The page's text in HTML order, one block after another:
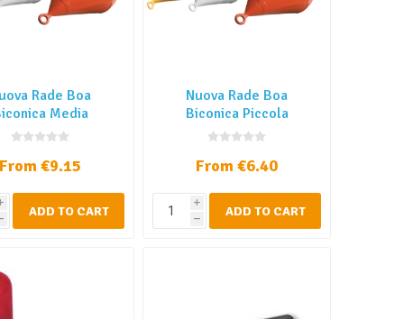
Rade Boa
Media
From €9.15
ADD TO CART
Nuova Rade Boa
Biconica Piccola
From €6.40
i
h ADD TO CART